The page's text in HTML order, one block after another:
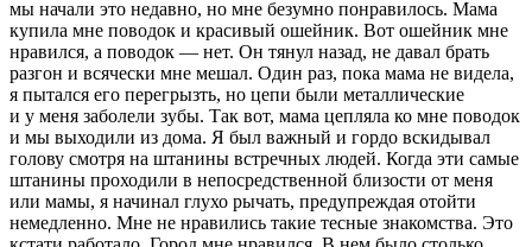
мы начали это недавно, но мне безумно понравилось. Мама
купила мне поводок и красивый ошейник. Вот ошейник мне
нравился, а поводок — нет. Он тянул назад, не давал брать
разгон и всячески мне мешал. Один раз, пока мама не видела,
я пытался его перегрызть, но цепи были металлические
и у меня заболели зубы. Так вот, мама цепляла ко мне поводок
и мы выходили из дома. Я был важный и гордо вскидывал
голову смотря на штанины встречных людей. Когда эти самые
штанины проходили в непосредственной близости от меня
или мамы, я начинал глухо рычать, предупреждая отойти
немедленно. Мне не нравились такие тесные знакомства. Это